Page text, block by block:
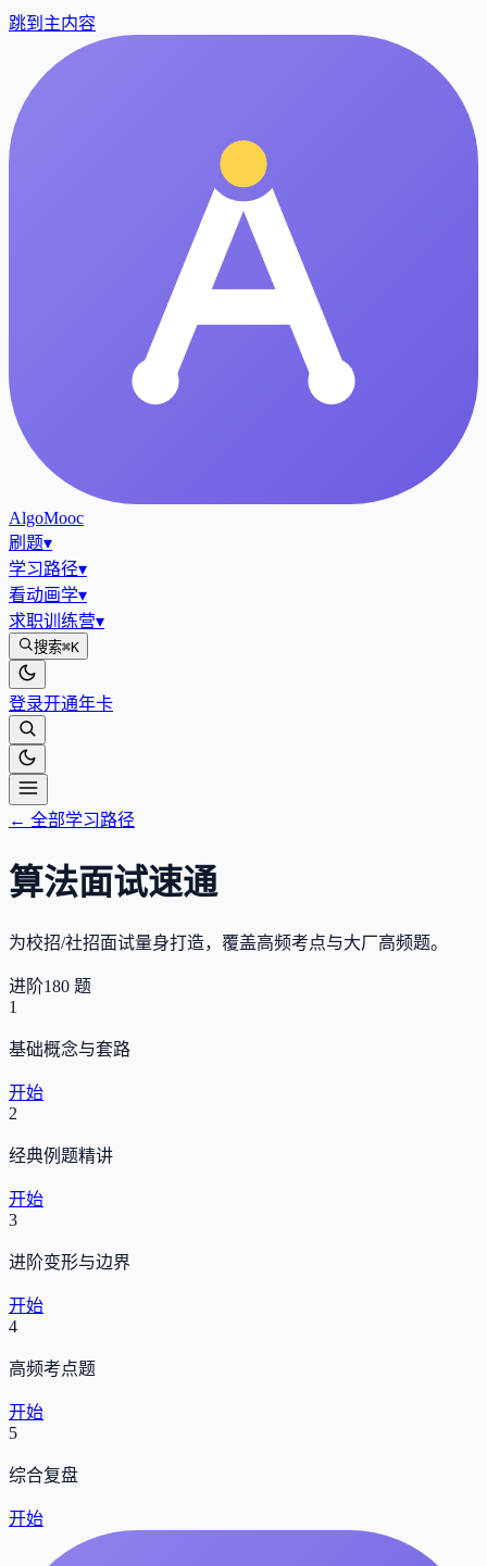
跳到主内容
AlgoMooc
刷题▾
学习路径▾
看动画学▾
求职训练营▾
搜索⌘K
登录开通年卡
← 全部学习路径
算法面试速通
为校招/社招面试量身打造，覆盖高频考点与大厂高频题。
进阶180 题
1
基础概念与套路
开始
2
经典例题精讲
开始
3
进阶变形与边界
开始
4
高频考点题
开始
5
综合复盘
开始